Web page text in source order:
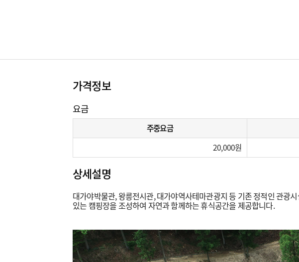
가격정보
요금
주중요금
20,000
상세설명
대가야박물관, 왕릉전시관, 대가야역사테마관광지 등 기존 정적인 관광
있는 캠핑장을 조성하여 자연과 함께하는 휴식공간을 제공합니다.